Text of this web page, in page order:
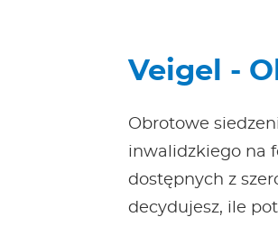
Veigel -
Obrotowe
inwalidzkiego na
dostępnych z
decydujesz, ile